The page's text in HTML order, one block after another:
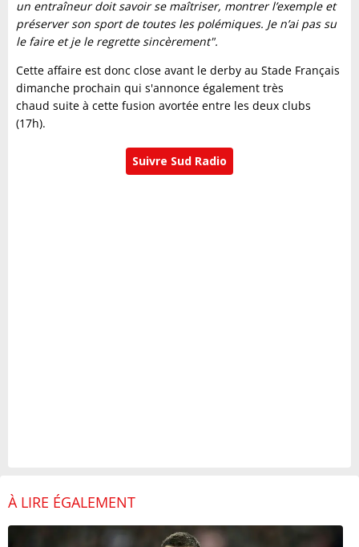
un entraîneur doit savoir se maîtriser, montrer l’exemple et
préserver son sport de toutes les polémiques. Je n’ai pas su
le faire et je le regrette sincèrement".
Cette affaire est donc close avant le derby au Stade Français
dimanche prochain qui s'annonce également très
chaud suite à cette fusion avortée entre les deux clubs
(17h).
Suivre Sud Radio
À LIRE ÉGALEMENT